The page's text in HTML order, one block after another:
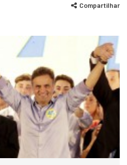
Compartilhar